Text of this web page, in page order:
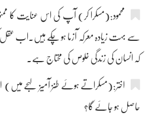
محمود:(مسکرا کر) آپ کی اس عنایت کا
سے بہت زیادہ معرکہ آزما ہو چکے ہیں۔اب
کہ انسان کی زندگی خلوص کی محتاج ہے۔
اختر:(مسکراتے ہوئے طنز آمیز لہجے
حاصل ہو جائے گا؟